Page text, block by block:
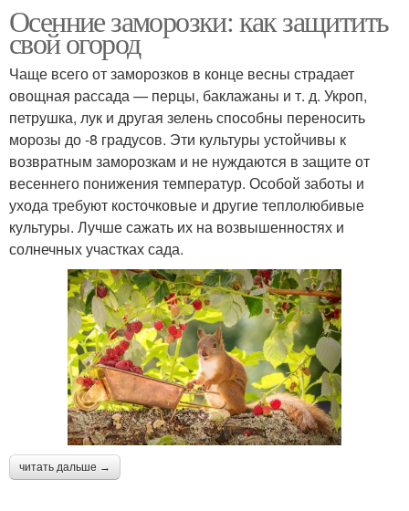
Осенние заморозки: как защитить
свой огород
Чаще всего от заморозков в конце весны страдает
овощная рассада — перцы, баклажаны и т. д. Укроп,
петрушка, лук и другая зелень способны переносить
морозы до -8 градусов. Эти культуры устойчивы к
возвратным заморозкам и не нуждаются в защите от
весеннего понижения температур. Особой заботы и
ухода требуют косточковые и другие теплолюбивые
культуры. Лучше сажать их на возвышенностях и
солнечных участках сада.
читать дальше →